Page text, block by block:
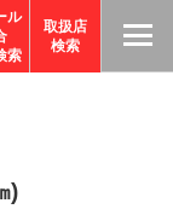
ル
索
取扱店
検索
)
T